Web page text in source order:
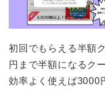
初回でもらえる半額
円まで半額になるク
効率よく使えば3000